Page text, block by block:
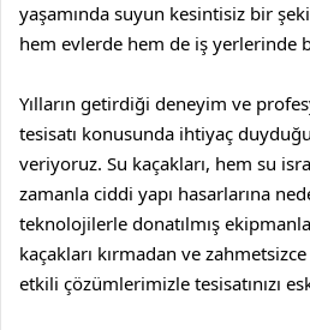
yaşamında suyun kesintisiz bir
hem evlerde hem de iş yerlerinde
Yılların getirdiği deneyim ve
tesisatı konusunda ihtiyaç
veriyoruz. Su kaçakları, hem su
zamanla ciddi yapı hasarlarına
teknolojilerle donatılmış
kaçakları kırmadan ve
etkili çözümlerimizle tesisatınızı